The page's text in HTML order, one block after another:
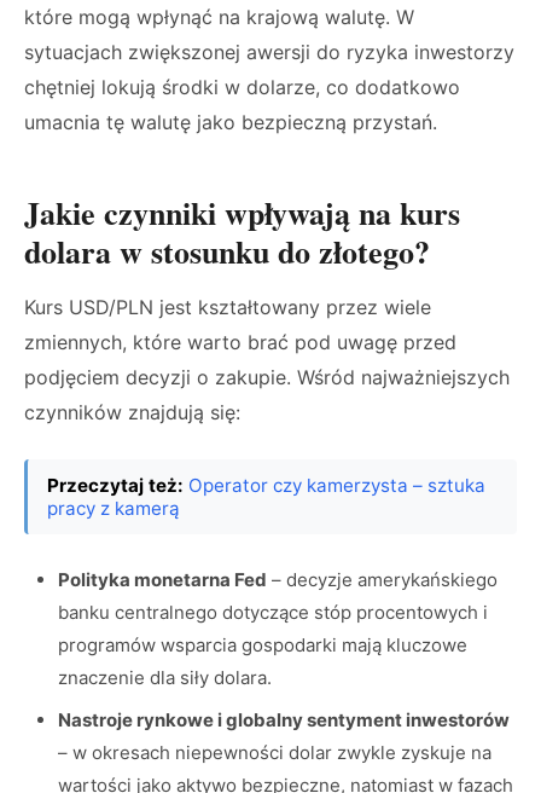
które mogą wpłynąć na krajową walutę. W
sytuacjach zwiększonej awersji do ryzyka inwestorzy
chętniej lokują środki w dolarze, co dodatkowo
umacnia tę walutę jako bezpieczną przystań.
Jakie czynniki wpływają na kurs
dolara w stosunku do złotego?
Kurs USD/PLN jest kształtowany przez wiele
zmiennych, które warto brać pod uwagę przed
podjęciem decyzji o zakupie. Wśród najważniejszych
czynników znajdują się:
Przeczytaj też: Operator czy kamerzysta – sztuka
pracy z kamerą
Polityka monetarna Fed – decyzje amerykańskiego
banku centralnego dotyczące stóp procentowych i
programów wsparcia gospodarki mają kluczowe
znaczenie dla siły dolara.
Nastroje rynkowe i globalny sentyment inwestorów
– w okresach niepewności dolar zwykle zyskuje na
wartości jako aktywo bezpieczne, natomiast w fazach